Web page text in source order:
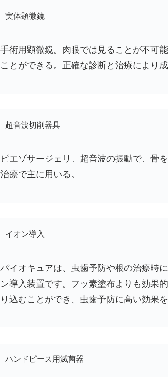
実体顕微鏡
手術用顕微鏡。肉眼では見ることが不可
ことができる。正確な診断と治療により成
超音波切削器具
ピエゾサージェリ。超音波の振動で、骨
治療で主に用いる。
イオン導入
パイオキュアは、虫歯予防や根の治療時
ン導入装置です。フッ素塗布よりも効果
り込むことができ、虫歯予防に高い効果を
ハンドピース用滅菌器